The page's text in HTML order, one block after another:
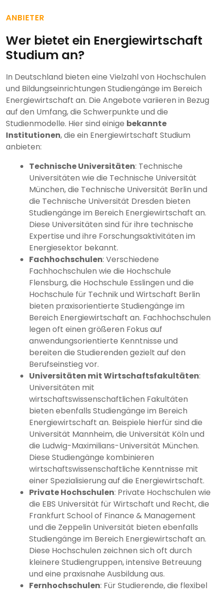
ANBIETER
Wer bietet ein Energiewirtschaft
Studium an?
In Deutschland bieten eine Vielzahl von Hochschulen
und Bildungseinrichtungen Studiengänge im Bereich
Energiewirtschaft an. Die Angebote variieren in Bezug
auf den Umfang, die Schwerpunkte und die
Studienmodelle. Hier sind einige bekannte
Institutionen, die ein Energiewirtschaft Studium
anbieten:
Technische Universitäten: Technische
Universitäten wie die Technische Universität
München, die Technische Universität Berlin und
die Technische Universität Dresden bieten
Studiengänge im Bereich Energiewirtschaft an.
Diese Universitäten sind für ihre technische
Expertise und ihre Forschungsaktivitäten im
Energiesektor bekannt.
Fachhochschulen: Verschiedene
Fachhochschulen wie die Hochschule
Flensburg, die Hochschule Esslingen und die
Hochschule für Technik und Wirtschaft Berlin
bieten praxisorientierte Studiengänge im
Bereich Energiewirtschaft an. Fachhochschulen
legen oft einen größeren Fokus auf
anwendungsorientierte Kenntnisse und
bereiten die Studierenden gezielt auf den
Berufseinstieg vor.
Universitäten mit Wirtschaftsfakultäten:
Universitäten mit
wirtschaftswissenschaftlichen Fakultäten
bieten ebenfalls Studiengänge im Bereich
Energiewirtschaft an. Beispiele hierfür sind die
Universität Mannheim, die Universität Köln und
die Ludwig-Maximilians-Universität München.
Diese Studiengänge kombinieren
wirtschaftswissenschaftliche Kenntnisse mit
einer Spezialisierung auf die Energiewirtschaft.
Private Hochschulen: Private Hochschulen wie
die EBS Universität für Wirtschaft und Recht, die
Frankfurt School of Finance & Management
und die Zeppelin Universität bieten ebenfalls
Studiengänge im Bereich Energiewirtschaft an.
Diese Hochschulen zeichnen sich oft durch
kleinere Studiengruppen, intensive Betreuung
und eine praxisnahe Ausbildung aus.
Fernhochschulen: Für Studierende, die flexibel